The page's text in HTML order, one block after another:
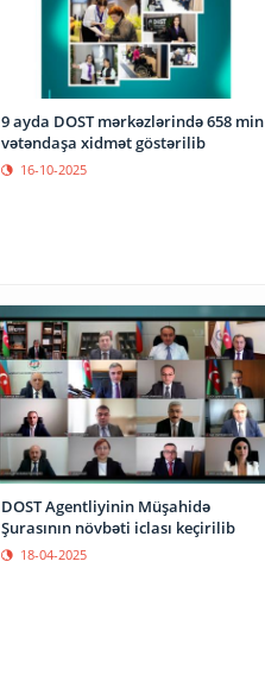
9 ayda DOST mərkəzlərində 658 min
vətəndaşa xidmət göstərilib
16-10-2025
DOST Agentliyinin Müşahidə
Şurasının növbəti iclası keçirilib
18-04-2025